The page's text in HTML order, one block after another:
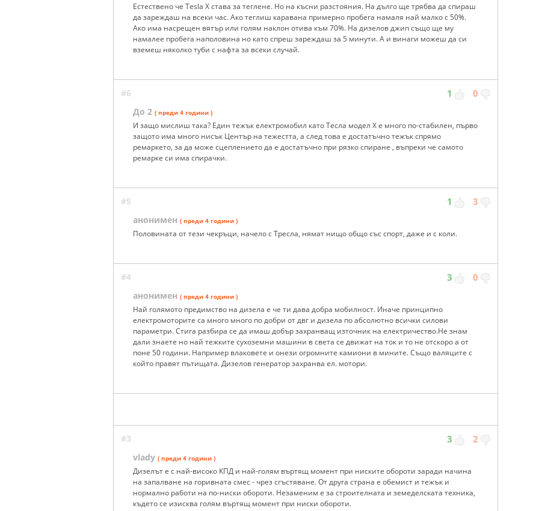
Естествено че Tesla X става за теглене. Но на късни разстояния. На дълго ще трябва да спираш
да зареждаш на всеки час. Ако теглиш каравана примерно пробега намаля най малко с 50%.
Ако има насрещен вятър или голям наклон отива към 70%. На дизелов джип също ще му
намалее пробега наполовина но като спреш зареждаш за 5 минути. А и винаги можеш да си
вземеш няколко туби с нафта за всеки случай.
#6 1 0
До 2 ( преди 4 години )
И защо мислиш така? Един тежък електромобил като Тесла модел Х е много по-стабилен, първо
защото има много нисък Център на тежестта, а след това е достатъчно тежък спрямо
ремаркето, за да може сцеплението да е достатъчно при рязко спиране , въпреки че самото
ремарке си има спирачки.
#5 1 3
анонимен ( преди 4 години )
Половината от тези чекръци, начело с Тресла, нямат нищо общо със спорт, даже и с коли.
#4 3 0
анонимен ( преди 4 години )
Най голямото предимство на дизела е че ти дава добра мобилност. Иначе принципно
електромоторите са много много по добри от двг и дизела по абсолютно всички силови
параметри. Стига разбира се да имаш добър захранващ източник на електричество.Не знам
дали знаете но най тежките сухоземни машини в света се движат на ток и то не отскоро а от
поне 50 години. Например влаковете и онези огромните камиони в мините. Също валяците с
който правят пътищата. Дизелов генератор захранва ел. мотори.
#3 3 2
vlady ( преди 4 години )
Дизелът е с най-високо КПД и най-голям въртящ момент при ниските обороти заради начина
на запалване на горивната смес - чрез сгъстяване. От друга страна е обемист и тежък и
нормално работи на по-ниски обороти. Незаменим е за строителната и земеделската техника,
където се изисква голям въртящ момент при ниски обороти.